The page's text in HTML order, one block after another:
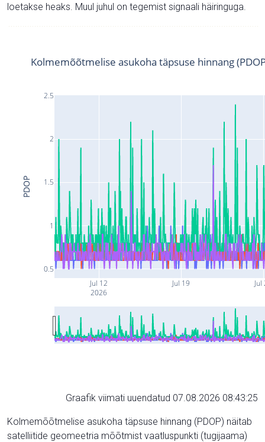
loetakse heaks. Muul juhul on tegemist signaali häiringuga.
Jul 12
2026
Jul 19 Jul
0.5
1
1.5
2
2.5
Kolmemõõtmelise asukoha täpsuse hinnang
PDOP
Graafik viimati uuendatud 07.08.2026 08:43:25
Kolmemõõtmelise asukoha täpsuse hinnang (PDOP) näitab
satelliitide geomeetria mõõtmist vaatluspunkti (tugijaama)